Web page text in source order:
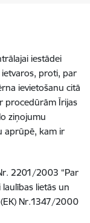
iestādei
proti, par
ievietošanu citā
procedūrām Īrijas
ziņojumu
aprūpē, kam ir
2201/2003 “Par
lietās un
Nr.1347/2000